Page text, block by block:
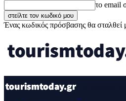
το email
Ένας κωδικός πρόσβασης θα σταλθεί